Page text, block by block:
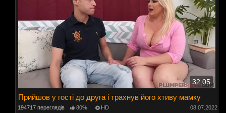
32:05
Прийшов у гості до друга і трахнув його хтиву мамку
194717 переглядів 80% HD 08.07.2022